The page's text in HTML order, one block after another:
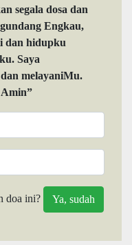
segala dosa dan
Engkau,
dan hidupku
Saya
melayaniMu.
Amin”
doa ini?